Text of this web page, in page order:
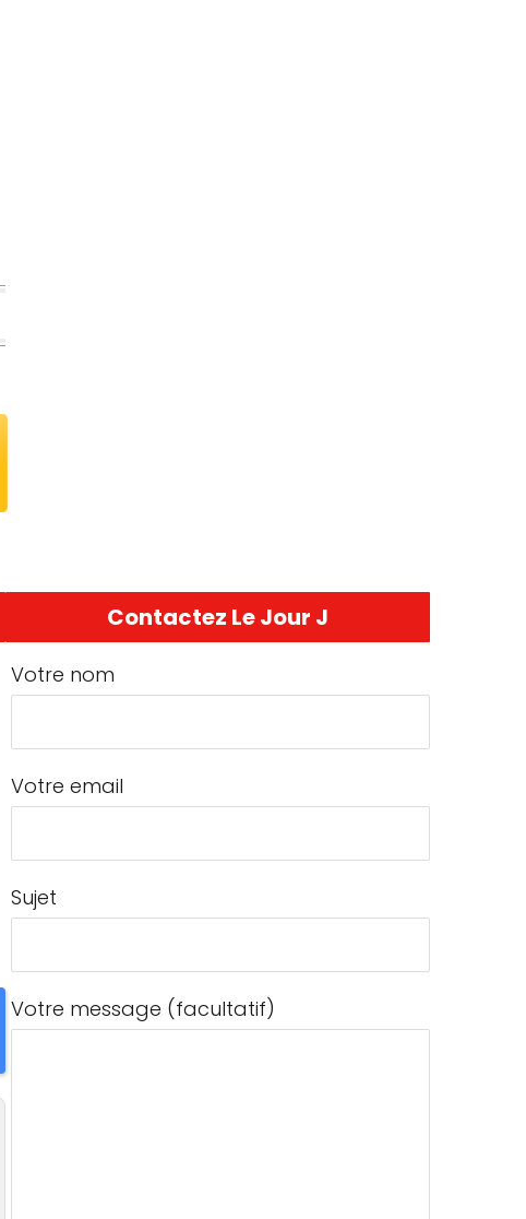
Contactez Le Jour J
Votre nom
Votre email
Sujet
Votre message (facultatif)